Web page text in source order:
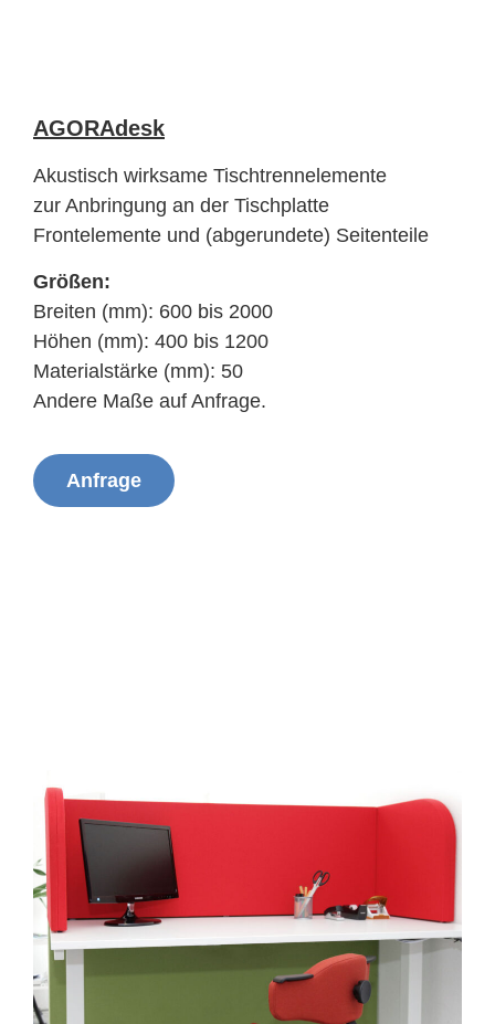
AGORAdesk
Akustisch wirksame Tischtrennelemente
zur Anbringung an der Tischplatte
Frontelemente und (abgerundete) Seitenteile
Größen:
Breiten (mm): 600 bis 2000
Höhen (mm): 400 bis 1200
Materialstärke (mm): 50
Andere Maße auf Anfrage.
Anfrage